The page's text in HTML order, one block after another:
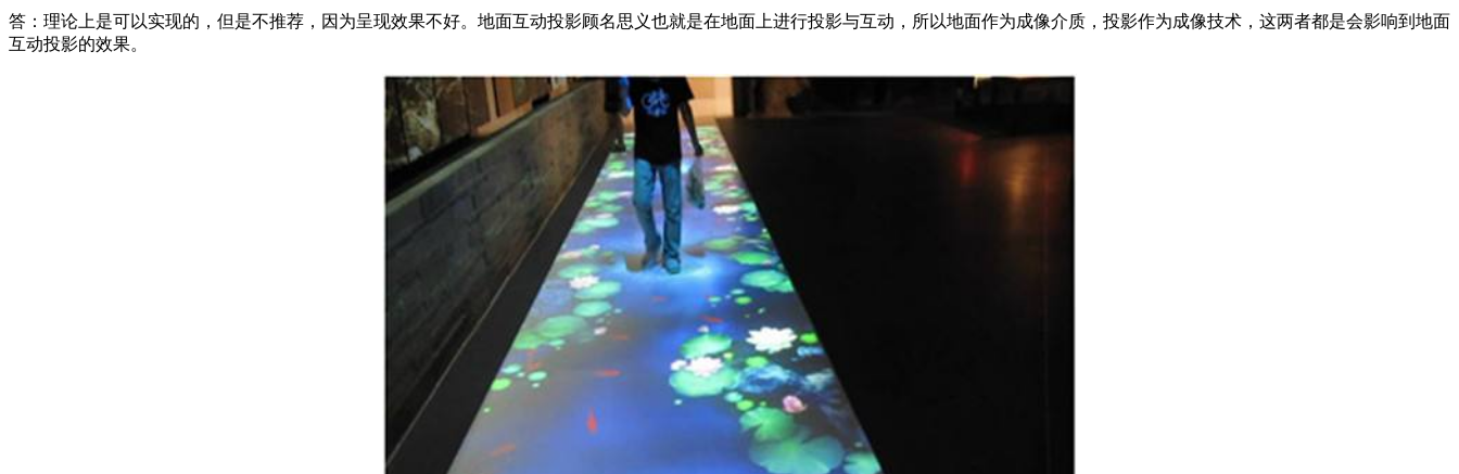
答：理论上是可以实现的，但是不推荐，因为呈现效果不好。地面互动投影顾名思义也就是在地面上进行投影与互动，所以地面作为成像介质，投影作为成像技术，这两者都是会影响到地面
互动投影的效果。